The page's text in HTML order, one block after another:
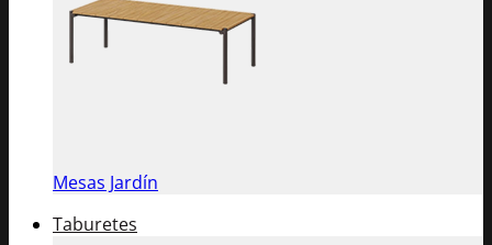
Mesas Jardín
Taburetes